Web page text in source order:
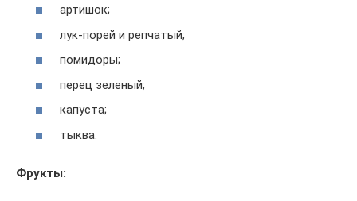
артишок;
лук-порей и репчатый;
помидоры;
перец зеленый;
капуста;
тыква.
Фрукты: